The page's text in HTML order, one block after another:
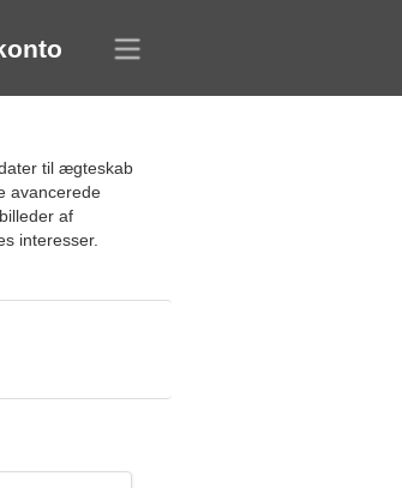
til ægteskab
avancerede
af
interesser.